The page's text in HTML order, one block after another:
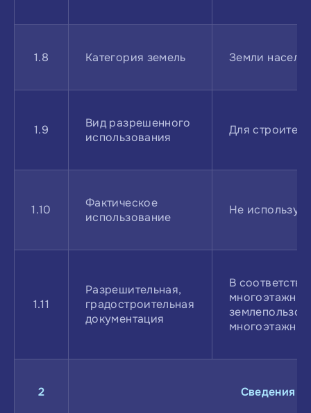
1.8 Категория земель Земли
1.9
Вид разрешенного
использования
Для
1.10
Фактическое
использование
Не
1.11
Разрешительная,
градостроительная
документация
В
2 Сведения о